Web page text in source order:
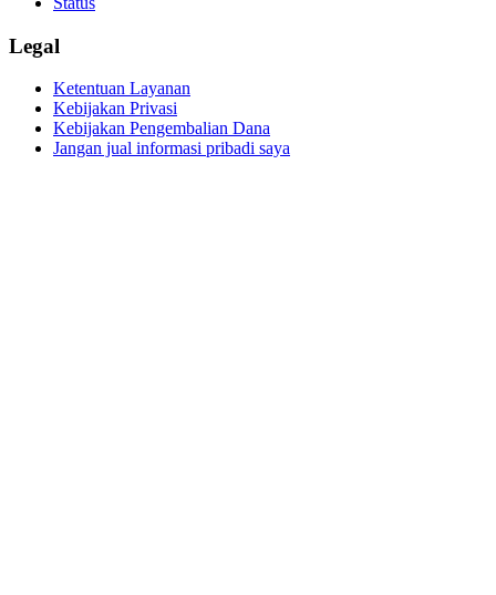
Legal
Ketentuan Layanan
Kebijakan Privasi
Kebijakan Pengembalian Dana
Jangan jual informasi pribadi saya